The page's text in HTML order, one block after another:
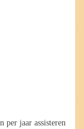
per jaar assisteren